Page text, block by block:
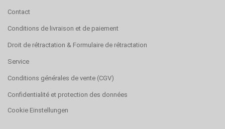
Contact
Conditions de livraison et de paiement
Droit de rétractation & Formulaire de rétractation
Service
Conditions générales de vente (CGV)
Confidentialité et protection des données
Cookie Einstellungen